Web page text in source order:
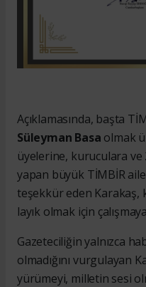
Açıklamasında, başta
Süleyman Basa olmak
üyelerine, kuruculara
yapan büyük TİMBİR
teşekkür eden Karakaş,
layık olmak için
Gazeteciliğin yalnızca
olmadığını vurgulayan
yürümeyi, milletin sesi